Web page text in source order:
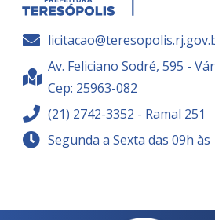
Av. Feliciano Sodré, 595 -
Cep: 25963-082
(21) 2742-3352 - Ramal 251
Segunda a Sexta das 09h às